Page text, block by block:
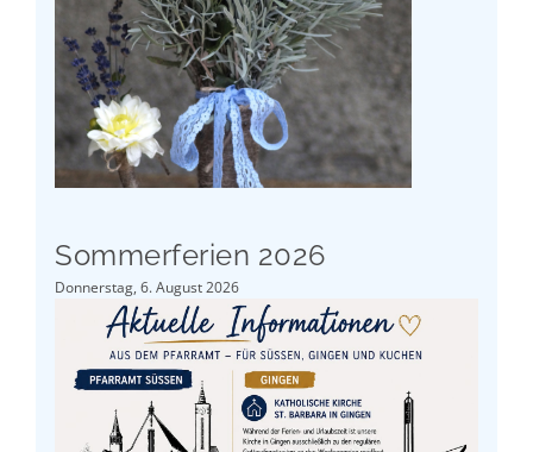
Sommerferien 2026
Donnerstag, 6. August 2026